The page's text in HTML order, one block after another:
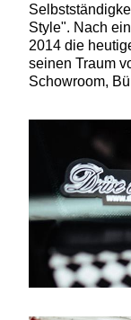
Style". Nach
2014 die
seinen Traum
Schowroom,